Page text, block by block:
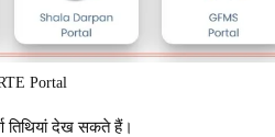
Portal
तिथियां देख सकते हैं।